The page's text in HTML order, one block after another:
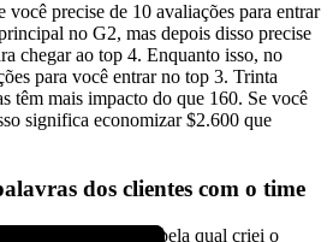
você precise de 10 avaliações para entrar
no G2, mas depois disso precise
chegar ao top 4. Enquanto isso, no
para você entrar no top 3. Trinta
têm mais impacto do que 160. Se você
significa economizar $2.600 que
dos clientes com o time
na verdade, a razão pela qual criei o